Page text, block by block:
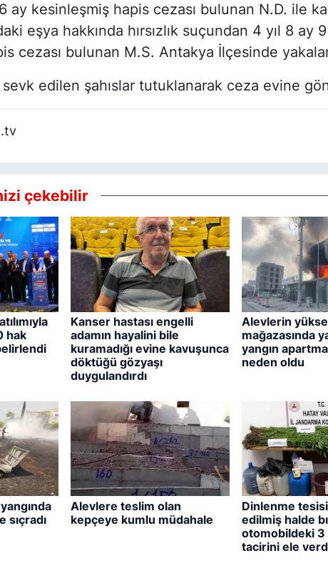
ay kesinleşmiş hapis cezası bulunan N.D. ile
eşya hakkında hırsızlık suçundan 4 yıl 8 ay
cezası bulunan M.S. Antakya İlçesinde
edilen şahıslar tutuklanarak ceza evine
çekebilir
hak
Kanser hastası engelli
adamın hayalini bile
kuramadığı evine kavuşunca
döktüğü gözyaşı
duygulandırdı
Alevlerin
mağazasında
yangın
neden oldu
sıçradı
Alevlere teslim olan
kepçeye kumlu müdahale
Dinlenme
edilmiş halde
otomobildeki 3
tacirini ele